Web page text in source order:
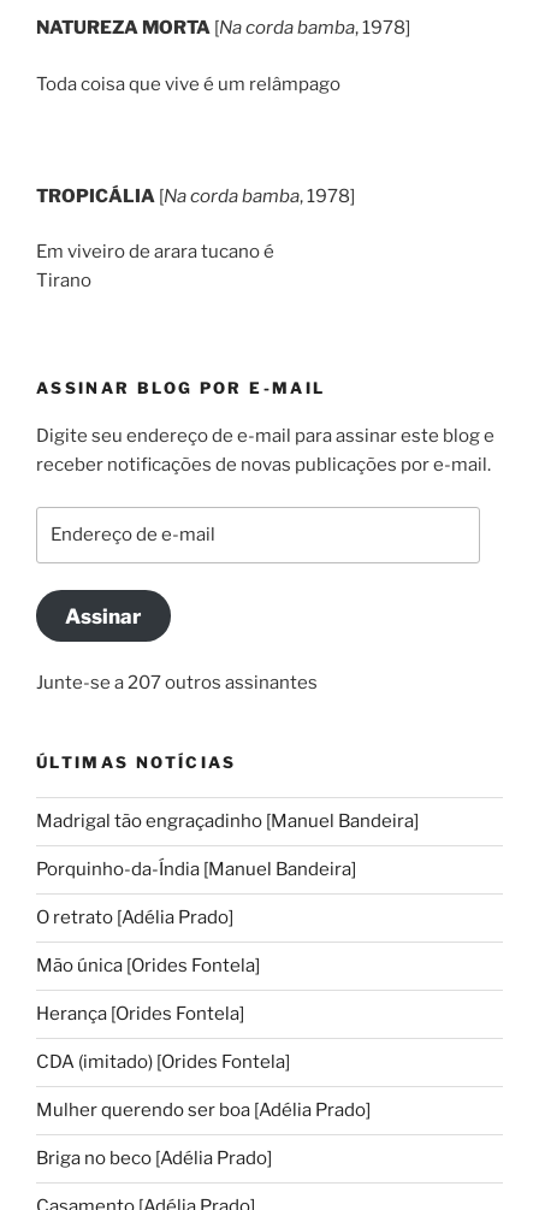
NATUREZA MORTA [Na corda bamba, 1978]
Toda coisa que vive é um relâmpago
TROPICÁLIA [Na corda bamba, 1978]
Em viveiro de arara tucano é
Tirano
ASSINAR BLOG POR E-MAIL
Digite seu endereço de e-mail para assinar este blog e
receber notificações de novas publicações por e-mail.
mailAssinar
Junte-se a 207 outros assinantes
ÚLTIMAS NOTÍCIAS
Madrigal tão engraçadinho [Manuel Bandeira]
Porquinho-da-Índia [Manuel Bandeira]
O retrato [Adélia Prado]
Mão única [Orides Fontela]
Herança [Orides Fontela]
CDA (imitado) [Orides Fontela]
Mulher querendo ser boa [Adélia Prado]
Briga no beco [Adélia Prado]